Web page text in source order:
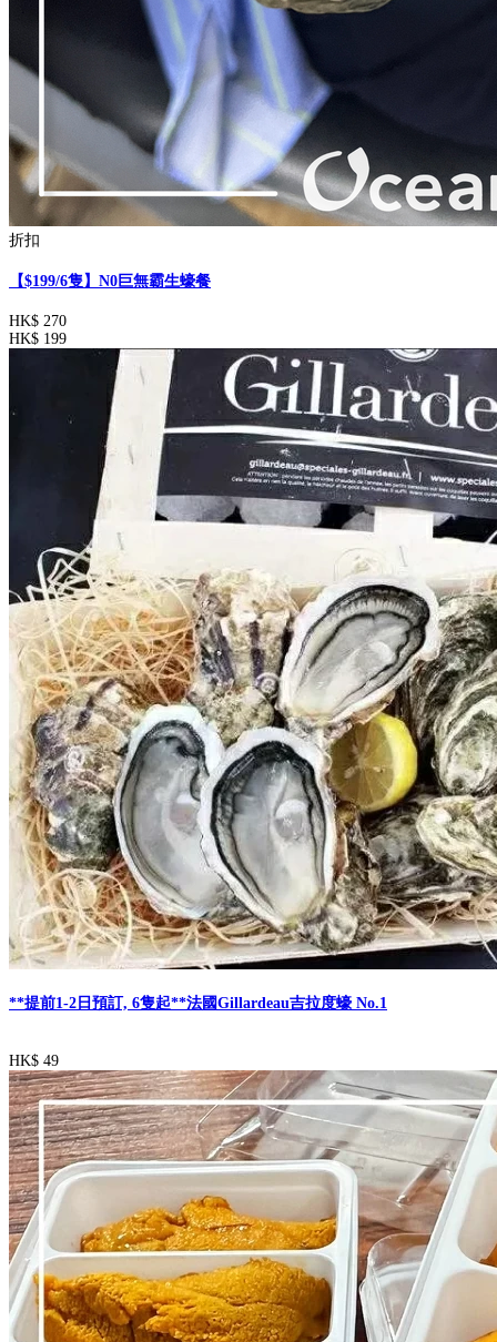
折扣
【$199/6隻】N0巨無霸生蠔餐
HK$ 270
HK$ 199
**提前1-2日預訂, 6隻起**法國Gillardeau吉拉度蠔 No.1
HK$ 49